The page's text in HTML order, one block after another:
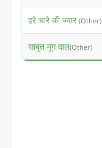
हरे चारे की ज्वार (Other)
साबुत मूंग दाल(Other)